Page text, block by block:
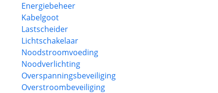
Energiebeheer
Kabelgoot
Lastscheider
Lichtschakelaar
Noodstroomvoeding
Noodverlichting
Overspanningsbeveiliging
Overstroombeveiliging